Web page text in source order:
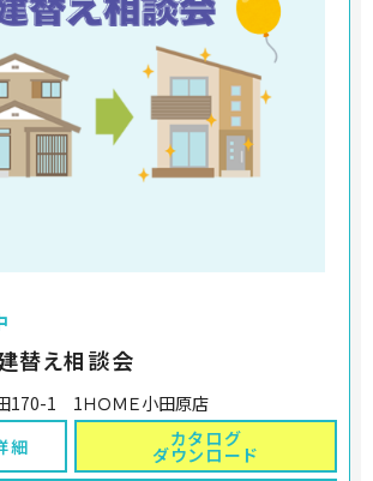
替え相談会
170-1 1ＨＯＭＥ小田原店
細
カタログ
ダウンロード